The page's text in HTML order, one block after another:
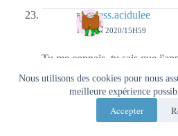
Nous utilisons des cookies pour nous
meilleure expérience
Accepter
princess.acidulee
16 JUIN 2020/15H59
Tu me connais, tu sais que
découverte donc. Merci. Je
belle <3
Blonde and Peonies